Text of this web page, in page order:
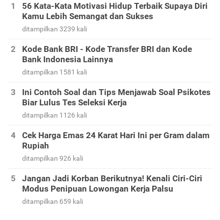
56 Kata-Kata Motivasi Hidup Terbaik Supaya Diri
Kamu Lebih Semangat dan Sukses
ditampilkan 3239 kali
Kode Bank BRI - Kode Transfer BRI dan Kode
Bank Indonesia Lainnya
ditampilkan 1581 kali
Ini Contoh Soal dan Tips Menjawab Soal Psikotes
Biar Lulus Tes Seleksi Kerja
ditampilkan 1126 kali
Cek Harga Emas 24 Karat Hari Ini per Gram dalam
Rupiah
ditampilkan 926 kali
Jangan Jadi Korban Berikutnya! Kenali Ciri-Ciri
Modus Penipuan Lowongan Kerja Palsu
ditampilkan 659 kali